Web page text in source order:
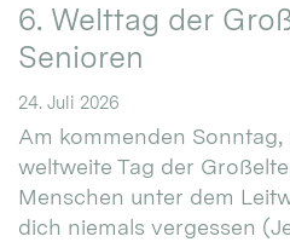
6. Welttag der
Senioren
24. Juli 2026
Am kommenden Sonntag,
weltweite Tag der
Menschen unter dem
dich niemals vergessen